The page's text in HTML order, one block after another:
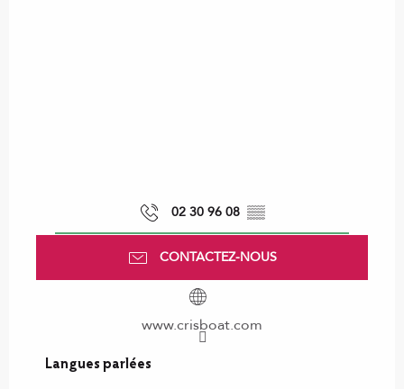
02 30 96 08 ▒▒
CONTACTEZ-NOUS
www.crisboat.com
Langues parlées
Langues parlées